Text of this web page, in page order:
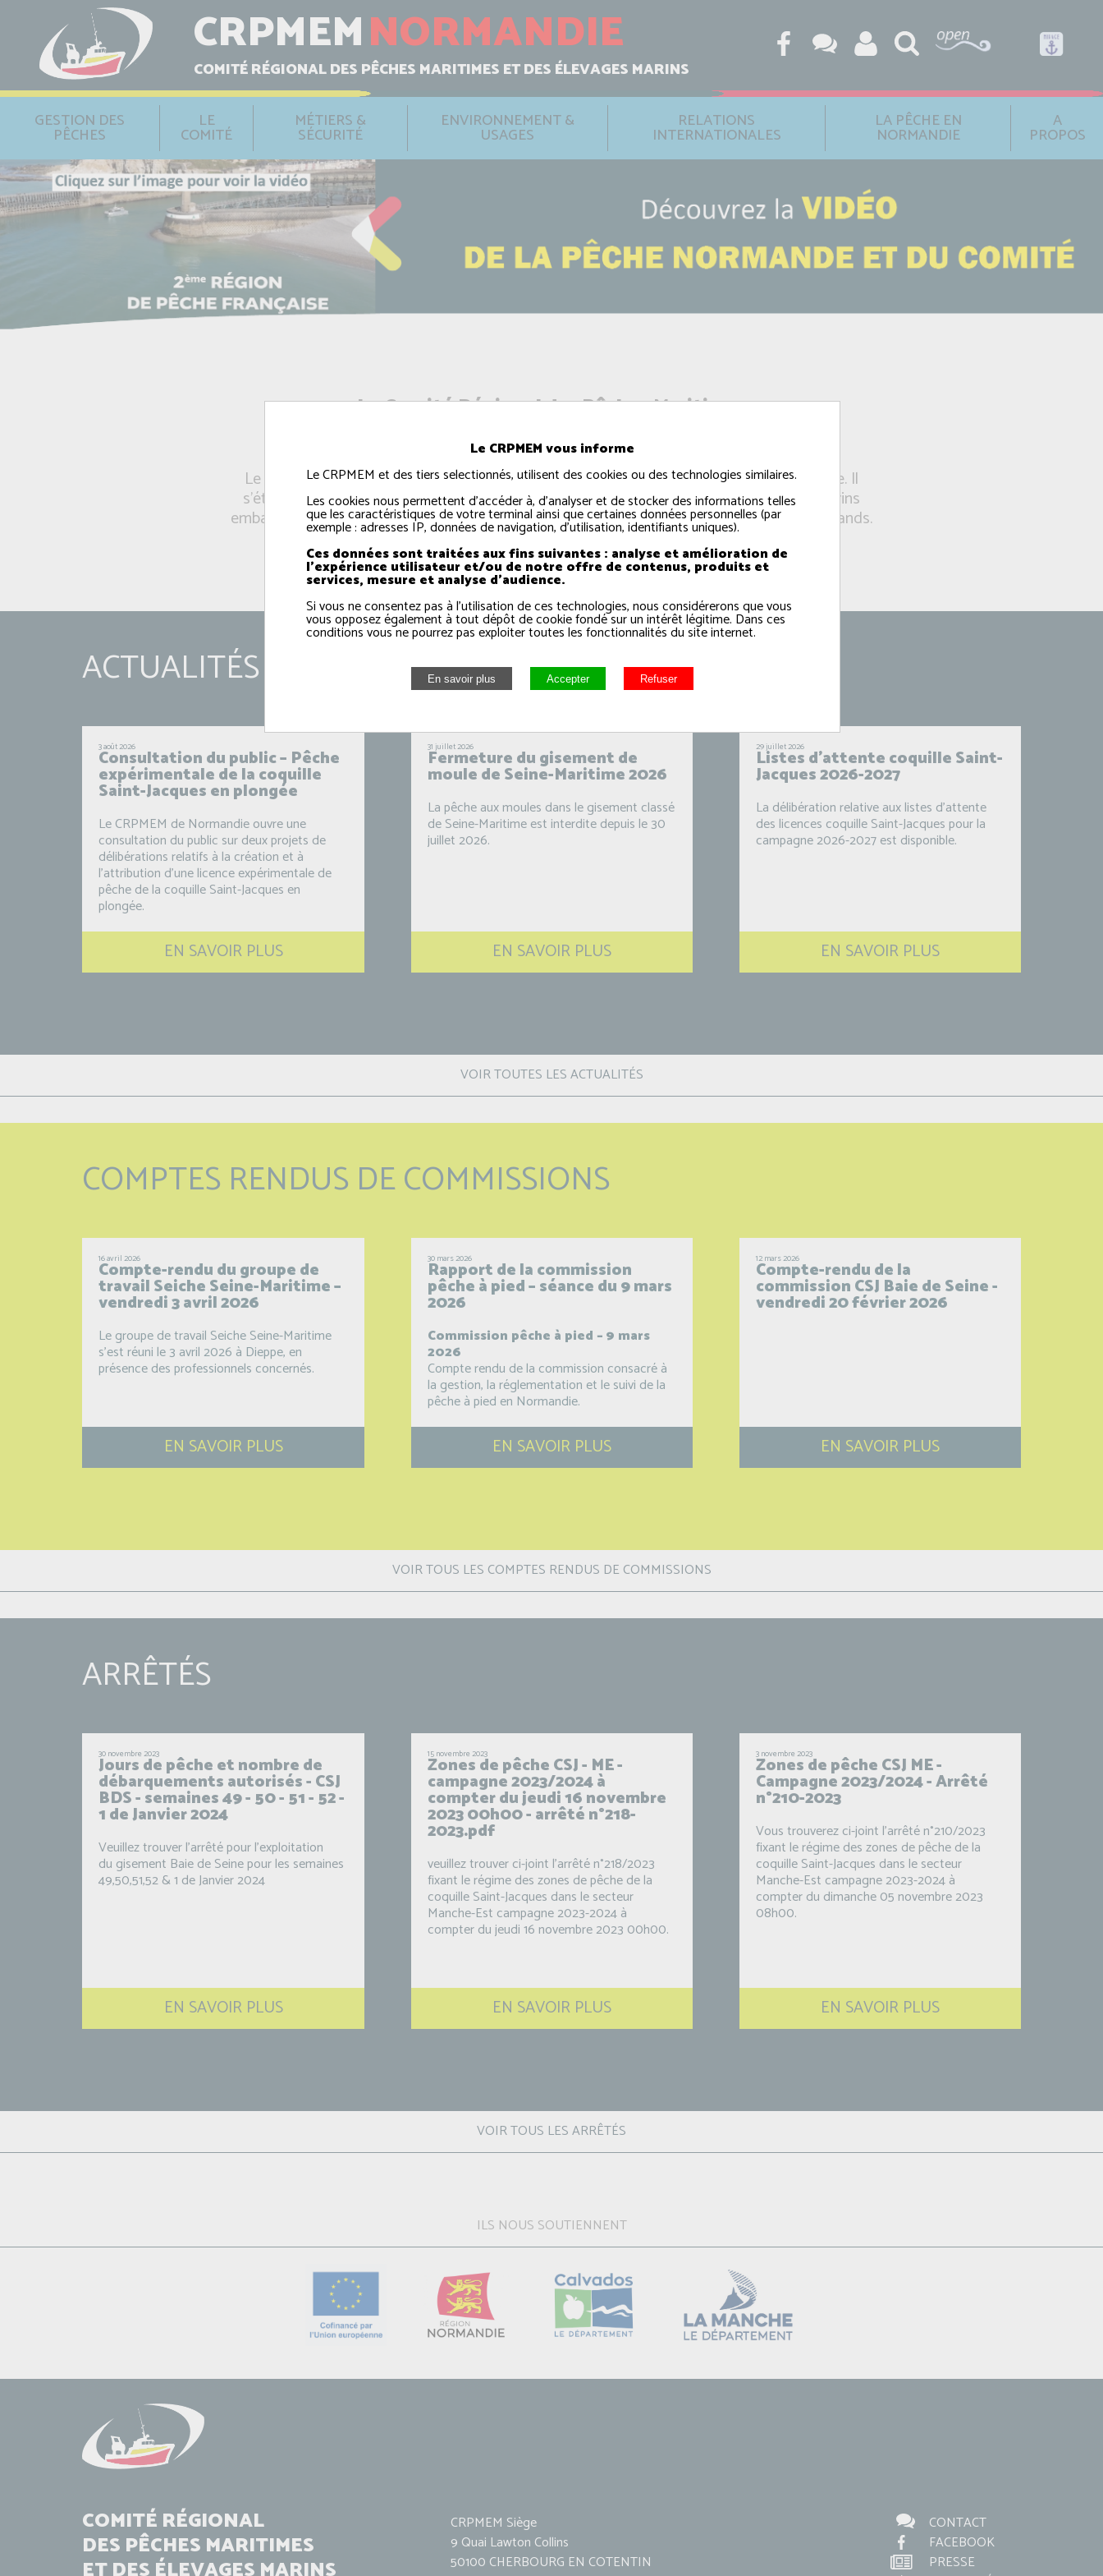
CRPMEMNORMANDIE
COMITÉ RÉGIONAL DES PÊCHES MARITIMES ET DES ÉLEVAGES MARINS
GESTION DES
PÊCHES
LE
COMITÉ
MÉTIERS &
SÉCURITÉ
ENVIRONNEMENT &
USAGES
RELATIONS
INTERNATIONALES
LA PÊCHE EN
NORMANDIE
A
PROPOS
Le Comité Régional des Pêches Maritimes
et des Élevages Marins de Normandie
Le CRPMEM est une organisation de pêcheurs professionnels qui couvre 600 km de côte. Il
s'étend du Mont-Saint-Michel au Tréport. Il représente et défend les intérêts de 1500 marins
embarqués, près de 600 bateaux, 300 pêcheurs à pied et les élevages d'aquaculture normands.
ACTUALITÉS
3 août 2026
Consultation du public – Pêche
expérimentale de la coquille
Saint-Jacques en plongée
Le CRPMEM de Normandie ouvre une
consultation du public sur deux projets de
délibérations relatifs à la création et à
l’attribution d’une licence expérimentale de
pêche de la coquille Saint-Jacques en
plongée.
31 juillet 2026
Fermeture du gisement de
moule de Seine-Maritime 2026
La pêche aux moules dans le gisement classé
de Seine-Maritime est interdite depuis le 30
juillet 2026.
29 juillet 2026
Listes d’attente coquille Saint-
Jacques 2026-2027
La délibération relative aux listes d’attente
des licences coquille Saint-Jacques pour la
campagne 2026-2027 est disponible.
EN SAVOIR PLUS EN SAVOIR PLUS EN SAVOIR PLUS
VOIR TOUTES LES ACTUALITÉS
COMPTES RENDUS DE COMMISSIONS
16 avril 2026
Compte-rendu du groupe de
travail Seiche Seine-Maritime –
vendredi 3 avril 2026
Le groupe de travail Seiche Seine-Maritime
s’est réuni le 3 avril 2026 à Dieppe, en
présence des professionnels concernés.
30 mars 2026
Rapport de la commission
pêche à pied – séance du 9 mars
2026
Commission pêche à pied – 9 mars
2026
Compte rendu de la commission consacré à
la gestion, la réglementation et le suivi de la
pêche à pied en Normandie.
12 mars 2026
Compte-rendu de la
commission CSJ Baie de Seine -
vendredi 20 février 2026
EN SAVOIR PLUS EN SAVOIR PLUS EN SAVOIR PLUS
VOIR TOUS LES COMPTES RENDUS DE COMMISSIONS
ARRÊTÉS
30 novembre 2023
Jours de pêche et nombre de
débarquements autorisés - CSJ
BDS - semaines 49 - 50 - 51 - 52 -
1 de Janvier 2024
Veuillez trouver l'arrêté pour l’exploitation
du gisement Baie de Seine pour les semaines
49,50,51,52 & 1 de Janvier 2024
15 novembre 2023
Zones de pêche CSJ - ME -
campagne 2023/2024 à
compter du jeudi 16 novembre
2023 00h00 - arrêté n°218-
2023.pdf
veuillez trouver ci-joint l'arrêté n°218/2023
fixant le régime des zones de pêche de la
coquille Saint-Jacques dans le secteur
Manche-Est campagne 2023-2024 à
compter du jeudi 16 novembre 2023 00h00.
3 novembre 2023
Zones de pêche CSJ ME -
Campagne 2023/2024 - Arrêté
n°210-2023
Vous trouverez ci-joint l'arrêté n°210/2023
fixant le régime des zones de pêche de la
coquille Saint-Jacques dans le secteur
Manche-Est campagne 2023-2024 à
compter du dimanche 05 novembre 2023
08h00.
EN SAVOIR PLUS EN SAVOIR PLUS EN SAVOIR PLUS
VOIR TOUS LES ARRÊTÉS
ILS NOUS SOUTIENNENT
COMITÉ RÉGIONAL
DES PÊCHES MARITIMES
CRPMEM Siège
9 Quai Lawton Collins
50100 CHERBOURG EN COTENTIN
CONTACT
FACEBOOK
PRESSE
Le CRPMEM vous informe
Le CRPMEM et des tiers selectionnés, utilisent des cookies ou des technologies similaires.
Les cookies nous permettent d'accéder à, d'analyser et de stocker des informations telles
que les caractéristiques de votre terminal ainsi que certaines données personnelles (par
exemple : adresses IP, données de navigation, d'utilisation, identifiants uniques).
Ces données sont traitées aux fins suivantes : analyse et amélioration de
l'expérience utilisateur et/ou de notre offre de contenus, produits et
services, mesure et analyse d'audience.
Si vous ne consentez pas à l'utilisation de ces technologies, nous considérerons que vous
vous opposez également à tout dépôt de cookie fondé sur un intérêt légitime. Dans ces
conditions vous ne pourrez pas exploiter toutes les fonctionnalités du site internet.